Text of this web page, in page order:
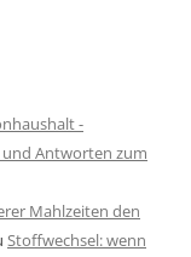
-
und Antworten zum
Mahlzeiten den
Stoffwechsel: wenn